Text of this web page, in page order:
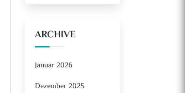
ARCHIVE
Januar 2026
Dezember 2025